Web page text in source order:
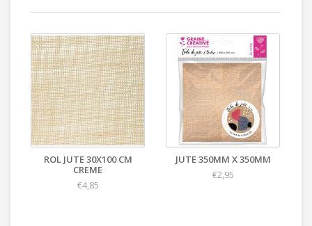
ROL JUTE 30X100 CM
CREME
€4,85
JUTE 350MM X 350MM
€2,95